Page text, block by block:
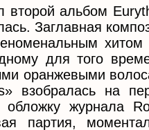
альбом
Заглавная
хитом
для того
оранжевыми
взобралась на
обложку журнала
партия,